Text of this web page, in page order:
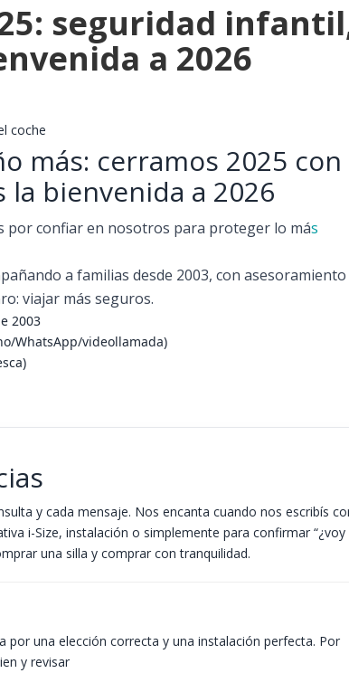
seguridad
a 2026
coche
más: cerramos 2025 con
bienvenida a 2026
por confiar en nosotros para proteger lo más
a familias desde 2003, con
viajar más seguros.
2003
WhatsApp/videollamada)
y cada mensaje. Nos encanta cuando nos escribís
i-Size, instalación o simplemente para confirmar “¿voy
una silla y comprar con tranquilidad.
por una elección correcta y una instalación perfecta. Por
y revisar